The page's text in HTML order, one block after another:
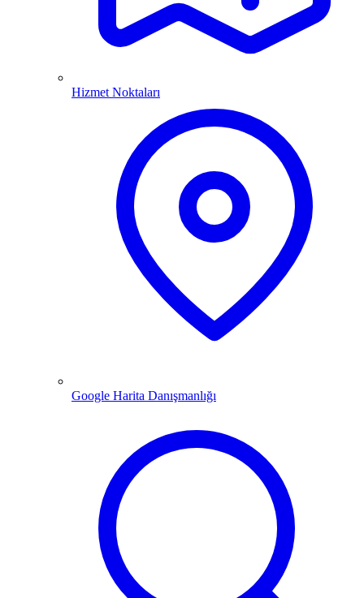
Hizmet Noktaları
Google Harita Danışmanlığı